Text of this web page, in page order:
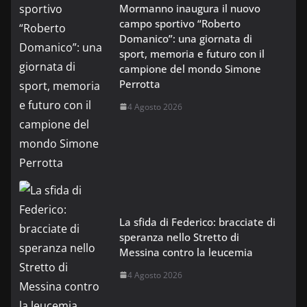
Mormanno inaugura il nuovo
campo sportivo “Roberto
Domanico”: una giornata di
sport, memoria e futuro con il
campione del mondo Simone
Perrotta
4 Agosto 2026
La sfida di Federico: bracciate di
speranza nello Stretto di
Messina contro la leucemia
4 Agosto 2026